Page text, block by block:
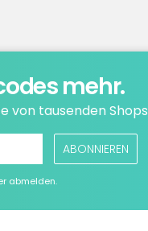
mehr.
von tausenden Shops
ABONNIEREN
abmelden.